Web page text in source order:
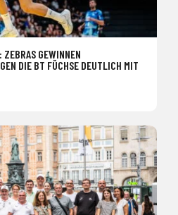
GEWINNEN
DIE BT FÜCHSE DEUTLICH MIT